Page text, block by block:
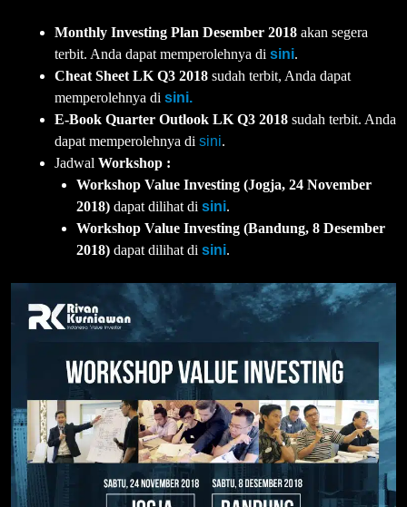
Monthly Investing Plan Desember 2018 akan segera
terbit. Anda dapat memperolehnya di sini.
Cheat Sheet LK Q3 2018 sudah terbit, Anda dapat
memperolehnya di sini.
E-Book Quarter Outlook LK Q3 2018 sudah terbit. Anda
dapat memperolehnya di sini.
Jadwal Workshop :
Workshop Value Investing (Jogja, 24 November
2018) dapat dilihat di sini.
Workshop Value Investing (Bandung, 8 Desember
2018) dapat dilihat di sini.